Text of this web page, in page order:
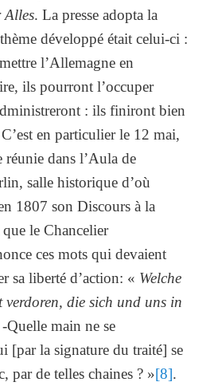
Alles. La presse adopta la
développé était celui-ci :
l’Allemagne en
ils pourront l’occuper
: ils finiront bien
en particulier le 12 mai,
réunie dans l’Aula de
salle historique d’où
1807 son Discours à la
le Chancelier
ces mots qui devaient
sa liberté d’action: « Welche
verdoren, die sich und uns in
-Quelle main ne se
[par la signature du traité] se
par de telles chaines ? »[8].